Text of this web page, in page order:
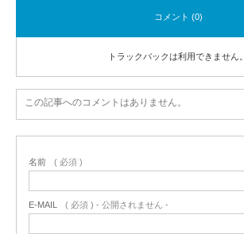
コメント (0)
トラックバックは利用できません。
この記事へのコメントはありません。
名前 ( 必須 )
E-MAIL ( 必須 ) - 公開されません -